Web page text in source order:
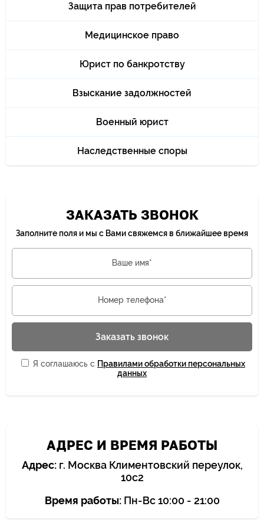
Защита прав потребителей
Медицинское право
Юрист по банкротству
Взыскание задолжностей
Военный юрист
Наследственные споры
ЗАКАЗАТЬ ЗВОНОК
Заполните поля и мы с Вами свяжемся в ближайшее время
Ваше имя*
Номер телефона*
Заказать звонок
Я соглашаюсь с Правилами обработки персональных
данных
АДРЕС И ВРЕМЯ РАБОТЫ
Адрес:г. Москва Климентовский переулок,
10с2
Время работы:Пн-Вс 10:00 - 21:00